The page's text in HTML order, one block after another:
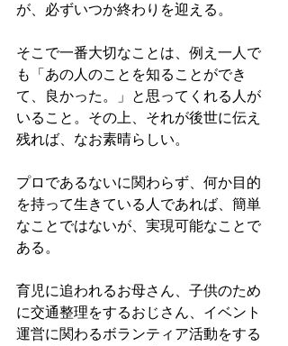
が、必ずいつか終わりを迎える。
そこで一番大切なことは、例え一人で
も「あの人のことを知ることができ
て、良かった。」と思ってくれる人が
いること。その上、それが後世に伝え
残れば、なお素晴らしい。
プロであるないに関わらず、何か目的
を持って生きている人であれば、簡単
なことではないが、実現可能なことで
ある。
育児に追われるお母さん、子供のため
に交通整理をするおじさん、イベント
運営に関わるボランティア活動をする